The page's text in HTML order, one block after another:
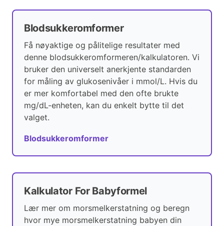
Blodsukkeromformer
Få nøyaktige og pålitelige resultater med
denne blodsukkeromformeren/kalkulatoren. Vi
bruker den universelt anerkjente standarden
for måling av glukosenivåer i mmol/L. Hvis du
er mer komfortabel med den ofte brukte
mg/dL-enheten, kan du enkelt bytte til det
valget.
Blodsukkeromformer
Kalkulator For Babyformel
Lær mer om morsmelkerstatning og beregn
hvor mye morsmelkerstatning babyen din